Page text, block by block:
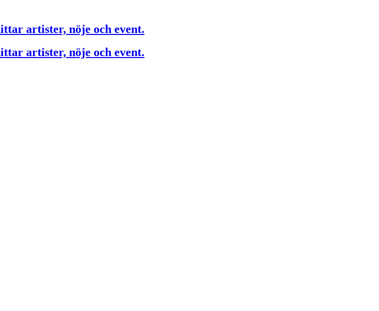
artister, nöje och event.
artister, nöje och event.